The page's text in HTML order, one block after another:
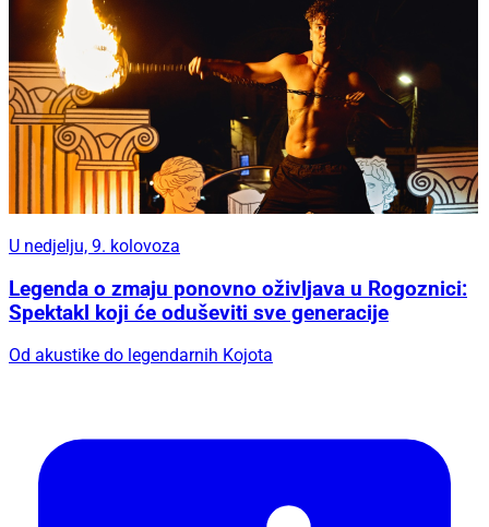
U nedjelju, 9. kolovoza
Legenda o zmaju ponovno oživljava u Rogoznici:
Spektakl koji će oduševiti sve generacije
Od akustike do legendarnih Kojota